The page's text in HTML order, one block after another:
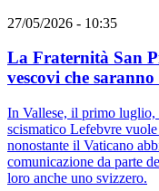
27/05/2026 - 10:35
La Fraternità San
vescovi che
In Vallese, il primo luglio,
scismatico Lefebvre
nonostante il Vaticano
comunicazione da parte
loro anche uno svizzero.